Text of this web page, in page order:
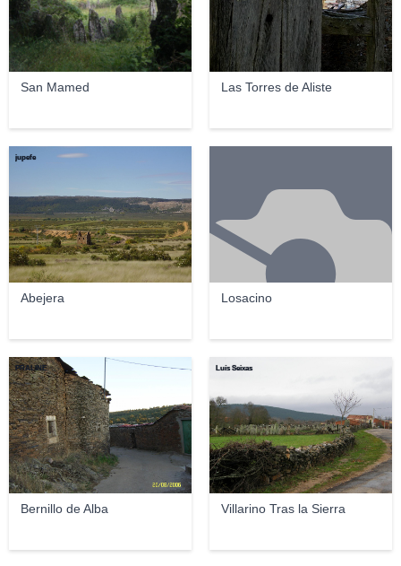
San Mamed Las Torres de Aliste
Abejera
jupefe
Losacino
Bernillo de Alba
PRALINE
Villarino Tras la Sierra
Luís Seixas